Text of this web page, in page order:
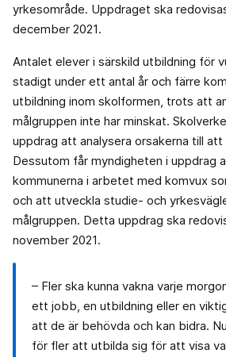
yrkesområde. Uppdraget ska
december 2021.
Antalet elever i särskild utbildning för
stadigt under ett antal år och färre
utbildning inom skolformen, trots att
målgruppen inte har minskat.
uppdrag att analysera orsakerna till
Dessutom får myndigheten i uppdrag
kommunerna i arbetet med komvux
och att utveckla studie- och
målgruppen. Detta uppdrag ska
november 2021.
– Fler ska kunna vakna varje
ett jobb, en utbildning eller en
att de är behövda och kan bidra.
för fler att utbilda sig för att visa